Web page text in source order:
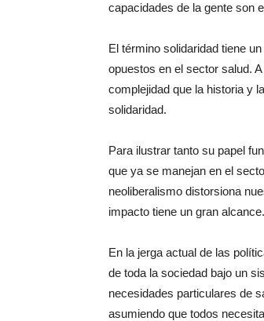
capacidades de la gente son
El término solidaridad tiene
opuestos en el sector salud.
complejidad que la historia y
solidaridad.
Para ilustrar tanto su papel
que ya se manejan en el
neoliberalismo distorsiona
impacto tiene un gran alcance.
En la jerga actual de las
de toda la sociedad bajo un
necesidades particulares de
asumiendo que todos